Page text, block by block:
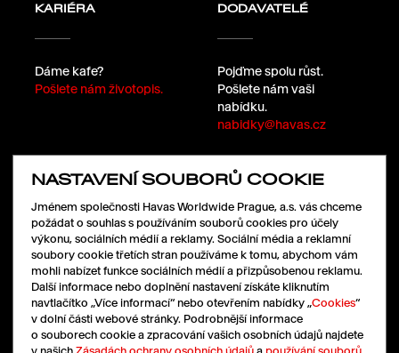
KARIÉRA
Dáme kafe?
Pošlete nám životopis.
DODAVATELÉ
Pojďme spolu růst.
Pošlete nám vaši
nabídku.
nabidky@havas.cz
SLEDUJTE NÁS
LinkedIn
Facebook
Instagram
X
NASTAVENÍ SOUBORŮ COOKIE
Jménem společnosti Havas Worldwide Prague, a.s. vás chceme
požádat o souhlas s používáním souborů cookies pro účely
výkonu, sociálních médií a reklamy. Sociální média a reklamní
soubory cookie třetích stran používáme k tomu, abychom vám
mohli nabízet funkce sociálních médií a přizpůsobenou reklamu.
Další informace nebo doplnění nastavení získáte kliknutím
navtlačítko „Více informací“ nebo otevřením nabídky „Cookies“
v dolní části webové stránky. Podrobnější informace
o souborech cookie a zpracování vašich osobních údajů najdete